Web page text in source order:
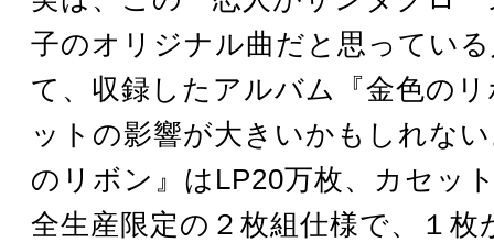
子のオリジナル曲だと思ってい
て、収録したアルバム『金色の
ットの影響が大きいかもしれな
のリボン』はLP20万枚、カセッ
全生産限定の２枚組仕様で、１枚